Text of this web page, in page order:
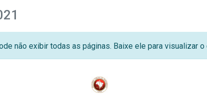
não exibir todas as páginas. Baixe ele para visualizar